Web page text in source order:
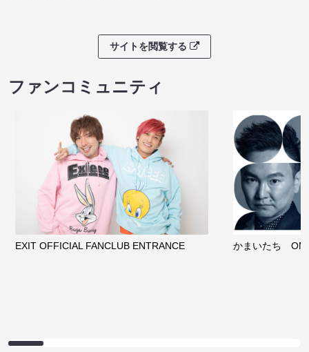
サイトを閲覧する
ファンコミュニティ
EXIT OFFICIAL FANCLUB ENTRANCE かまいたち